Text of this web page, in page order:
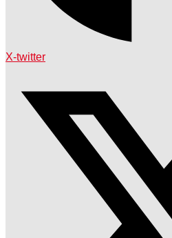
X-twitter